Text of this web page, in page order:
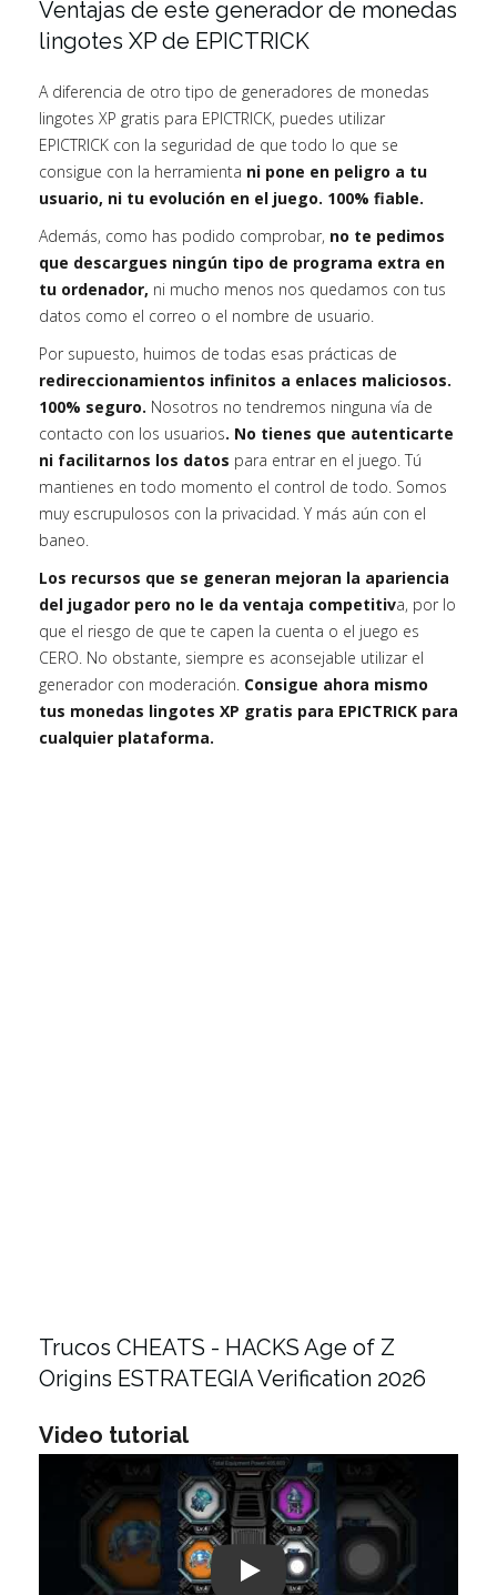
Ventajas de este generador de monedas
lingotes XP de EPICTRICK
A diferencia de otro tipo de generadores de monedas
lingotes XP gratis para EPICTRICK, puedes utilizar
EPICTRICK con la seguridad de que todo lo que se
consigue con la herramienta ni pone en peligro a tu
usuario, ni tu evolución en el juego. 100% fiable.
Además, como has podido comprobar, no te pedimos
que descargues ningún tipo de programa extra en
tu ordenador, ni mucho menos nos quedamos con tus
datos como el correo o el nombre de usuario.
Por supuesto, huimos de todas esas prácticas de
redireccionamientos infinitos a enlaces maliciosos.
100% seguro. Nosotros no tendremos ninguna vía de
contacto con los usuarios. No tienes que autenticarte
ni facilitarnos los datos para entrar en el juego. Tú
mantienes en todo momento el control de todo. Somos
muy escrupulosos con la privacidad. Y más aún con el
baneo.
Los recursos que se generan mejoran la apariencia
del jugador pero no le da ventaja competitiva, por lo
que el riesgo de que te capen la cuenta o el juego es
CERO. No obstante, siempre es aconsejable utilizar el
generador con moderación. Consigue ahora mismo
tus monedas lingotes XP gratis para EPICTRICK para
cualquier plataforma.
Trucos CHEATS - HACKS Age of Z
Origins ESTRATEGIA Verification 2026
Video tutorial
Play: Keynote (Google I/O '18)